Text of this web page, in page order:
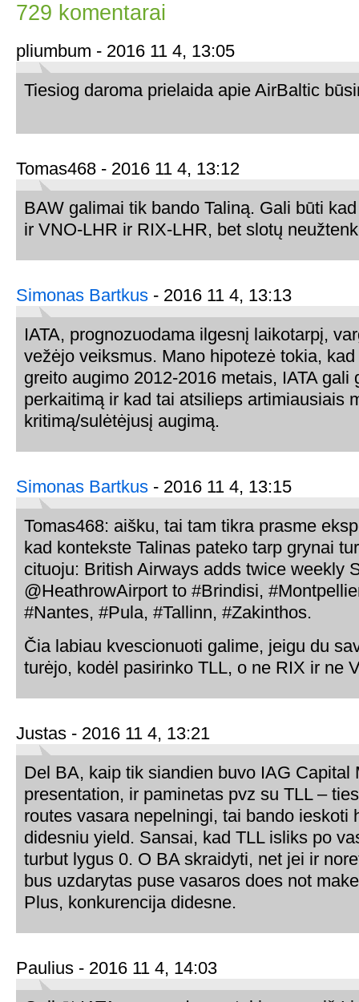
729 komentarai
pliumbum - 2016 11 4, 13:05
Tiesiog daroma prielaida apie AirBaltic
Tomas468 - 2016 11 4, 13:12
BAW galimai tik bando Taliną. Gali būti
ir VNO-LHR ir RIX-LHR, bet slotų
Simonas Bartkus - 2016 11 4, 13:13
IATA, prognozuodama ilgesnį laikotarpį,
vežėjo veiksmus. Mano hipotezė tokia,
greito augimo 2012-2016 metais, IATA gali
perkaitimą ir kad tai atsilieps artimiausiais
kritimą/sulėtėjusį augimą.
Simonas Bartkus - 2016 11 4, 13:15
Tomas468: aišku, tai tam tikra prasme
kad kontekste Talinas pateko tarp grynai
cituoju: British Airways adds twice weekly
@HeathrowAirport to #Brindisi,
#Nantes, #Pula, #Tallinn, #Zakinthos.
Čia labiau kvescionuoti galime, jeigu du
turėjo, kodėl pasirinko TLL, o ne RIX ir ne
Justas - 2016 11 4, 13:21
Del BA, kaip tik siandien buvo IAG Capital
presentation, ir paminetas pvz su TLL –
routes vasara nepelningi, tai bando ieskoti
didesniu yield. Sansai, kad TLL isliks po
turbut lygus 0. O BA skraidyti, net jei ir
bus uzdarytas puse vasaros does not
Plus, konkurencija didesne.
Paulius - 2016 11 4, 14:03